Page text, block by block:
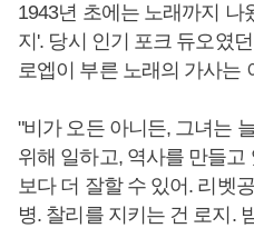
1943년 초에는 노래까지 나
지'. 당시 인기 포크 듀오였
로엡이 부른 노래의 가사는
"비가 오든 아니든, 그녀는
위해 일하고, 역사를 만들
보다 더 잘할 수 있어. 리벳
병. 찰리를 지키는 건 로지.